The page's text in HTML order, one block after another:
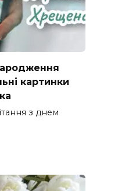
картинки
з днем